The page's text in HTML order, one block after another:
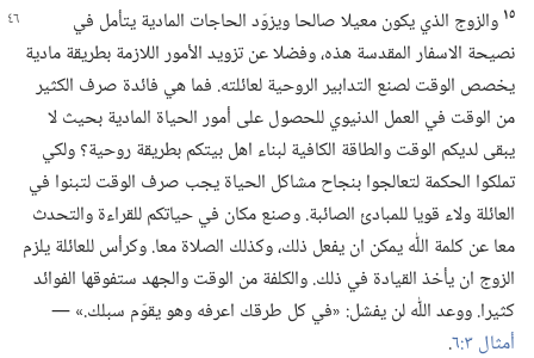
١٥ والزوج الذي يكون معيلا صالحا ويزوّد الحاجات المادية يتأمل في
نصيحة الاسفار المقدسة هذه،‏ وفضلا عن تزويد الأمور اللازمة بطريقة مادية
يخصص الوقت لصنع التدابير الروحية لعائلته.‏ فما هي فائدة صرف الكثير
من الوقت في العمل الدنيوي للحصول على أمور الحياة المادية بحيث لا
يبقى لديكم الوقت والطاقة الكافية لبناء اهل بيتكم بطريقة روحية؟‏ ولكي
تملكوا الحكمة لتعالجوا بنجاح مشاكل الحياة يجب صرف الوقت لتبنوا في
العائلة ولاء قويا للمبادئ الصائبة.‏ وصنع مكان في حياتكم للقراءة والتحدث
معا عن كلمة اللّٰه يمكن ان يفعل ذلك،‏ وكذلك الصلاة معا.‏ وكرأس للعائلة يلزم
الزوج ان يأخذ القيادة في ذلك.‏ والكلفة من الوقت والجهد ستفوقها الفوائد
كثيرا.‏ ووعد اللّٰه لن يفشل:‏ «في كل طرقك اعرفه وهو يقوّم سبلك.‏» —‏
أمثال ٣:‏٦
‏.‏